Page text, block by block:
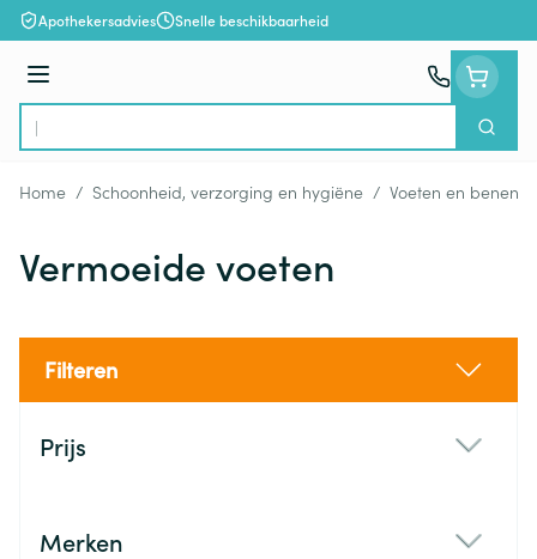
Ga naar de inhoud
Apothekersadvies Snelle beschikbaarheid
Menu
Product, merk, categorie...
Zoek
Home / Schoonheid, verzorging en hygiëne / Voeten en benen
Vermoeide voeten
Filteren
Prijs
Merken